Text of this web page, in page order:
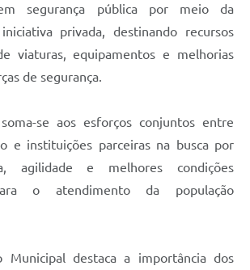
segurança pública por meio da
privada, destinando recursos
viaturas, equipamentos e melhorias
de segurança.
se aos esforços conjuntos entre
e instituições parceiras na busca por
agilidade e melhores condições
o atendimento da população
Municipal destaca a importância dos